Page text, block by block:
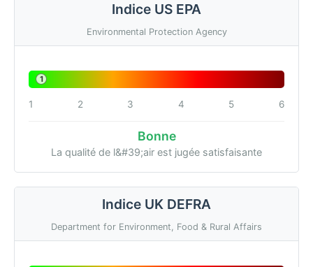
Indice US EPA
Environmental Protection Agency
1
1 2 3 4 5 6
Bonne
La qualité de l&#39;air est jugée satisfaisante
Indice UK DEFRA
Department for Environment, Food & Rural Affairs